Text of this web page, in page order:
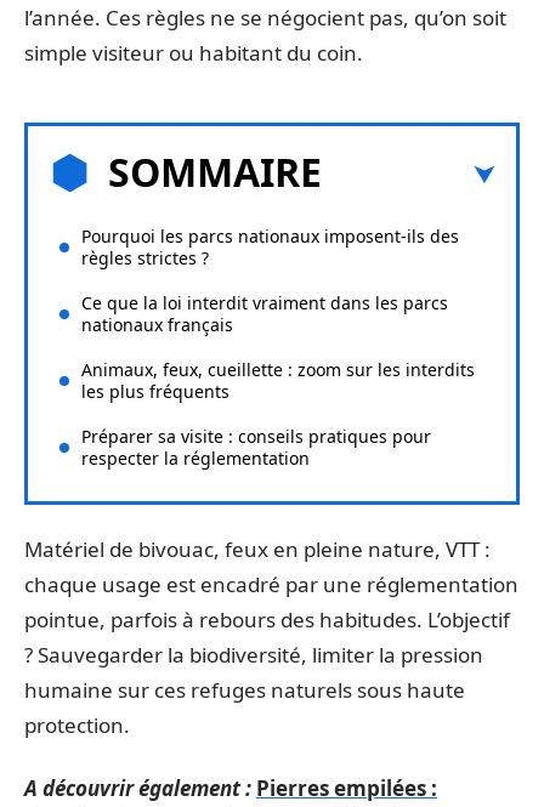
l’année. Ces règles ne se négocient pas, qu’on soit
simple visiteur ou habitant du coin.
SOMMAIRE
Pourquoi les parcs nationaux imposent-ils des
règles strictes ?
Ce que la loi interdit vraiment dans les parcs
nationaux français
Animaux, feux, cueillette : zoom sur les interdits
les plus fréquents
Préparer sa visite : conseils pratiques pour
respecter la réglementation
Matériel de bivouac, feux en pleine nature, VTT :
chaque usage est encadré par une réglementation
pointue, parfois à rebours des habitudes. L’objectif
? Sauvegarder la biodiversité, limiter la pression
humaine sur ces refuges naturels sous haute
protection.
A découvrir également : Pierres empilées :